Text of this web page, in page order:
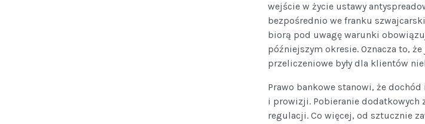
wejście w życie ustawy
bezpośrednio we franku
biorą pod uwagę warunki
późniejszym okresie. Oznacza to,
przeliczeniowe były dla klientów
Prawo bankowe stanowi, że
i prowizji. Pobieranie dodatkowych
regulacji. Co więcej, od sztucznie